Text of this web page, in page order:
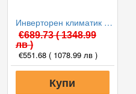
Инверторен климатик Alpin ASW-35ETE, Elite, WIFI, 12000 BTU, Клас А++
€689.73( 1348.99
лв )
€551.68 ( 1078.99 лв )
Купи